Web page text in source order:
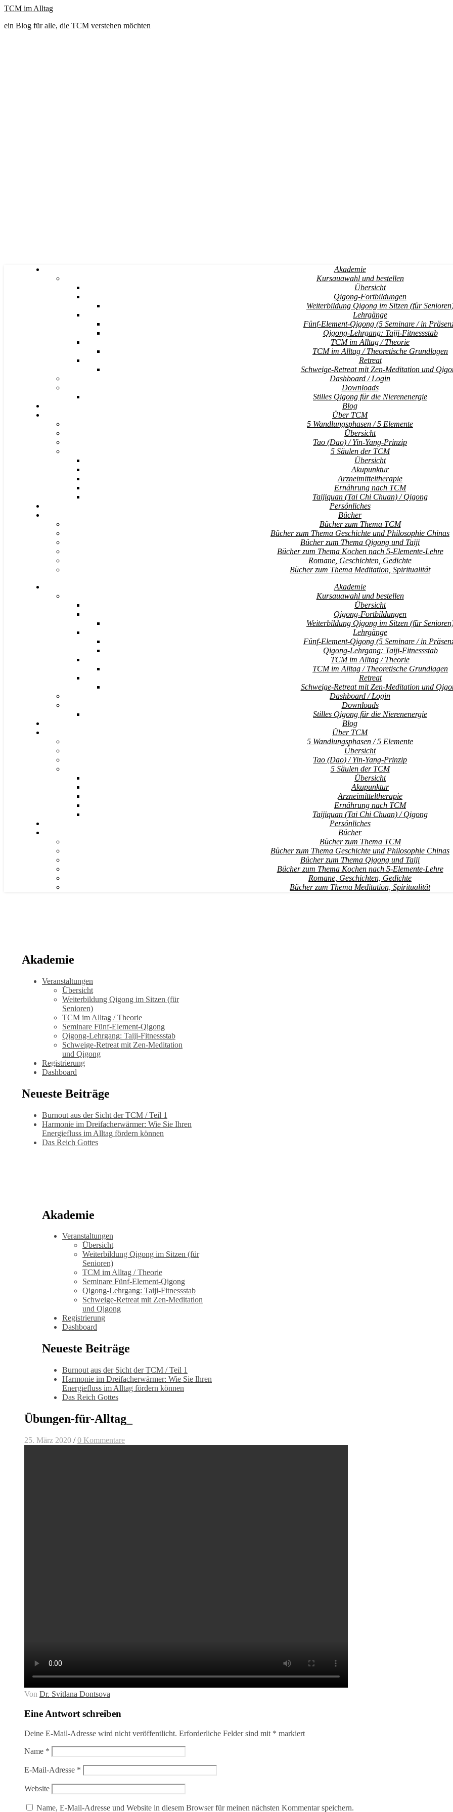
TCM im Alltag
ein Blog für alle, die TCM verstehen möchten
Akademie
Kursauawahl und bestellen
Übersicht
Qigong-Fortbildungen
Weiterbildung Qigong im Sitzen (für
Lehrgänge
Fünf-Element-Qigong (5 Seminare / in
Qigong-Lehrgang: Taiji-Fitnessstab
TCM im Alltag / Theorie
TCM im Alltag / Theoretische Grundlagen
Retreat
Schweige-Retreat mit Zen-Meditation und
Dashboard / Login
Downloads
Stilles Qigong für die Nierenenergie
Blog
Über TCM
5 Wandlungsphasen / 5 Elemente
Übersicht
Tao (Dao) / Yin-Yang-Prinzip
5 Säulen der TCM
Übersicht
Akupunktur
Arzneimitteltherapie
Ernährung nach TCM
Taijiquan (Tai Chi Chuan) / Qigong
Persönliches
Bücher
Bücher zum Thema TCM
Bücher zum Thema Geschichte und Philosophie Chinas
Bücher zum Thema Qigong und Taiji
Bücher zum Thema Kochen nach 5-Elemente-Lehre
Romane, Geschichten, Gedichte
Bücher zum Thema Meditation, Spiritualität
Akademie
Kursauawahl und bestellen
Übersicht
Qigong-Fortbildungen
Weiterbildung Qigong im Sitzen (für
Lehrgänge
Fünf-Element-Qigong (5 Seminare / in
Qigong-Lehrgang: Taiji-Fitnessstab
TCM im Alltag / Theorie
TCM im Alltag / Theoretische Grundlagen
Retreat
Schweige-Retreat mit Zen-Meditation und
Dashboard / Login
Downloads
Stilles Qigong für die Nierenenergie
Blog
Über TCM
5 Wandlungsphasen / 5 Elemente
Übersicht
Tao (Dao) / Yin-Yang-Prinzip
5 Säulen der TCM
Übersicht
Akupunktur
Arzneimitteltherapie
Ernährung nach TCM
Taijiquan (Tai Chi Chuan) / Qigong
Persönliches
Bücher
Bücher zum Thema TCM
Bücher zum Thema Geschichte und Philosophie Chinas
Bücher zum Thema Qigong und Taiji
Bücher zum Thema Kochen nach 5-Elemente-Lehre
Romane, Geschichten, Gedichte
Bücher zum Thema Meditation, Spiritualität
Akademie
Veranstaltungen
Übersicht
Weiterbildung Qigong im Sitzen (für
Senioren)
TCM im Alltag / Theorie
Seminare Fünf-Element-Qigong
Qigong-Lehrgang: Taiji-Fitnessstab
Schweige-Retreat mit Zen-Meditation
und Qigong
Registrierung
Dashboard
Neueste Beiträge
Burnout aus der Sicht der TCM / Teil 1
Harmonie im Dreifacherwärmer: Wie Sie Ihren
Energiefluss im Alltag fördern können
Das Reich Gottes
Akademie
Veranstaltungen
Übersicht
Weiterbildung Qigong im Sitzen (für
Senioren)
TCM im Alltag / Theorie
Seminare Fünf-Element-Qigong
Qigong-Lehrgang: Taiji-Fitnessstab
Schweige-Retreat mit Zen-Meditation
und Qigong
Registrierung
Dashboard
Neueste Beiträge
Burnout aus der Sicht der TCM / Teil 1
Harmonie im Dreifacherwärmer: Wie Sie Ihren
Energiefluss im Alltag fördern können
Das Reich Gottes
Übungen-für-Alltag_
25. März 2020 / 0 Kommentare
Von Dr. Svitlana Dontsova
Eine Antwort schreiben
Deine E-Mail-Adresse wird nicht veröffentlicht. Erforderliche Felder sind mit * markiert
Name *
E-Mail-Adresse *
Website
Name, E-Mail-Adresse und Website in diesem Browser für meinen nächsten Kommentar speichern.